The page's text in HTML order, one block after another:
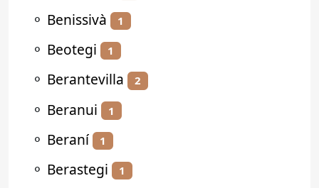
⚬ Benissivà 1
⚬ Beotegi 1
⚬ Berantevilla 2
⚬ Beranui 1
⚬ Beraní 1
⚬ Berastegi 1